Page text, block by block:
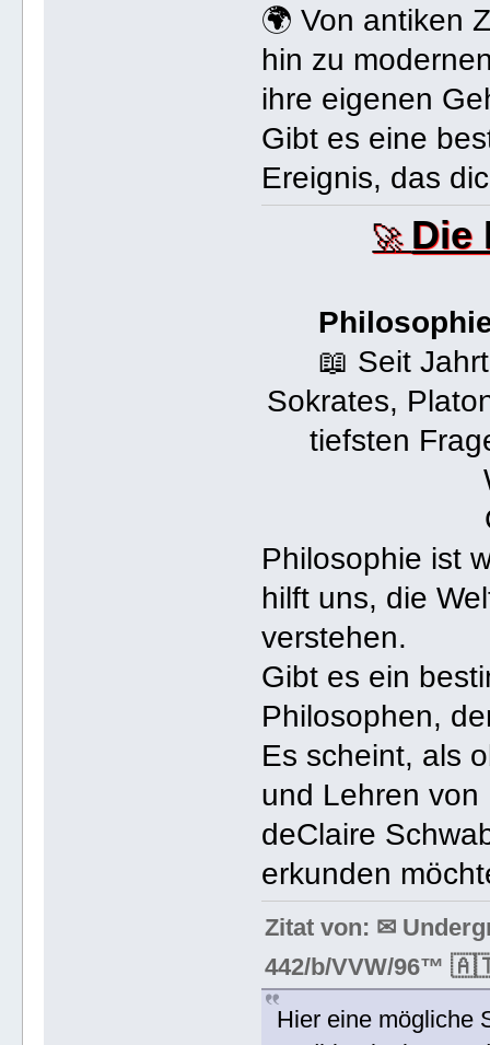
🌍 Von antiken
hin zu
ihre eigenen
Gibt es eine
Ereignis, das
🚀 Die
📖 Seit
Sokrates,
tiefsten
Philosophie ist
hilft uns, die
verstehen.
Gibt es ein
Philosophen,
Es scheint, als
und Lehren
deClaire
erkunden
Zitat von: ✉
442/b/VVW/96™
Hier eine mögliche